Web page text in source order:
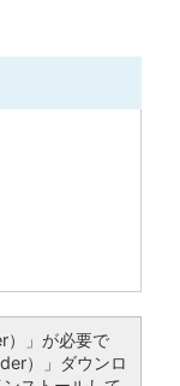
）」が必要で
）」ダウンロ